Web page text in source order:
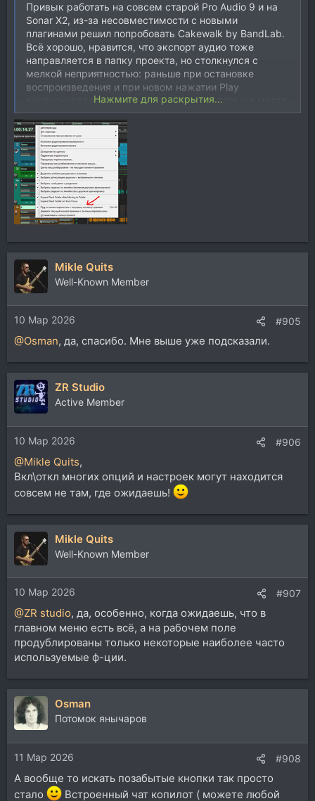
Привык работать на совсем старой Pro Audio 9 и на
Sonar X2, из-за несовместимости с новыми
плагинами решил попробовать Cakewalk by BandLab.
Всё хорошо, нравится, что экспорт аудио тоже
направляется в папку проекта, но столкнулся с
мелкой неприятностью: раньше при остановке
воспроизведения и при новом нажатии Play
воспроизведение начиналось заново с того же места,
что и прошлый раз, а сейчас стало, как в старой
девятке, продолжать с места останова. Перерыл все
настройки, не могу найти, где это меняется. Алиса
отвечает, что нужно менять границы петли (Loop), но
это не то, мне общая настройка нужна, а не для
петли. Подскажите...
Нажмите для раскрытия...
Mikle Quits
Well-Known Member
10 Мар 2026 #905
@Osman, да, спасибо. Мне выше уже подсказали.
ZR Studio
Active Member
10 Мар 2026 #906
@Mikle Quits,
Вкл\откл многих опций и настроек могут находится
совсем не там, где ожидаешь!
Mikle Quits
Well-Known Member
10 Мар 2026 #907
@ZR studio, да, особенно, когда ожидаешь, что в
главном меню есть всё, а на рабочем поле
продублированы только некоторые наиболее часто
используемые ф-ции.
Osman
Потомок янычаров
11 Мар 2026 #908
А вообще то искать позабытые кнопки так просто
стало
Встроенный чат копилот ( можете любой